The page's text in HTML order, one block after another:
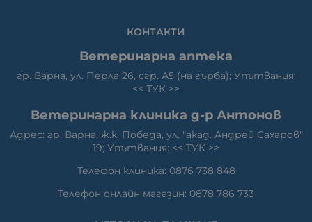
КОНТАКТИ
Ветеринарна аптека
гр. Варна, ул. Перла 26, сгр. А5 (на гърба); Упътвания:
<< ТУК >>
Ветеринарна клиника д-р Антонов
Адрес: гр. Варна, ж.к. Победа, ул. "акад. Андрей Сахаров"
19; Упътвания: << ТУК >>
Телефон клиника: 0876 738 848
Телефон онлайн магазин: 0878 786 733